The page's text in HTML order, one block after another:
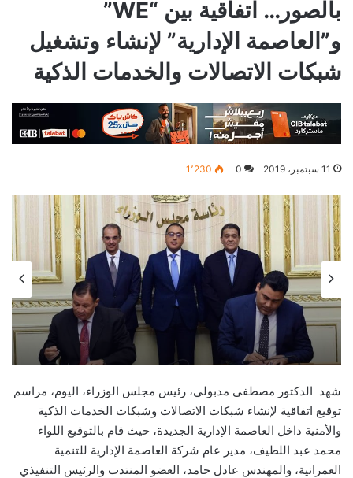
بالصور… اتفاقية بين “WE”
و”العاصمة الإدارية” لإنشاء وتشغيل
شبكات الاتصالات والخدمات الذكية
11 سبتمبر، 2019 0 1٬230
شهد الدكتور مصطفى مدبولي، رئيس مجلس الوزراء، اليوم، مراسم
توقيع اتفاقية لإنشاء شبكات الاتصالات وشبكات الخدمات الذكية
والأمنية داخل العاصمة الإدارية الجديدة، حيث قام بالتوقيع اللواء
محمد عبد اللطيف، مدير عام شركة العاصمة الإدارية للتنمية
العمرانية، والمهندس عادل حامد، العضو المنتدب والرئيس التنفيذي